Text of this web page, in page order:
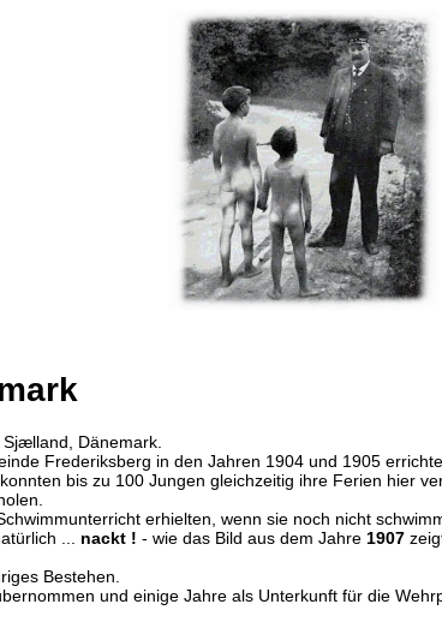
Dänemark.
Frederiksberg in den Jahren 1904 und 1905
bis zu 100 Jungen gleichzeitig ihre Ferien hier
erhielten, wenn sie noch nicht
... nackt ! - wie das Bild aus dem Jahre 1907
Bestehen.
und einige Jahre als Unterkunft für die